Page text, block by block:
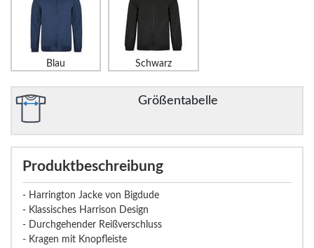
Blau Schwarz
Größentabelle
Produktbeschreibung
- Harrington Jacke von Bigdude
- Klassisches Harrison Design
- Durchgehender Reißverschluss
- Kragen mit Knopfleiste